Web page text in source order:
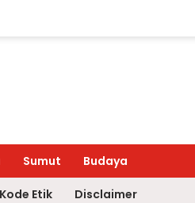
Sumut Budaya
Kode Etik Disclaimer